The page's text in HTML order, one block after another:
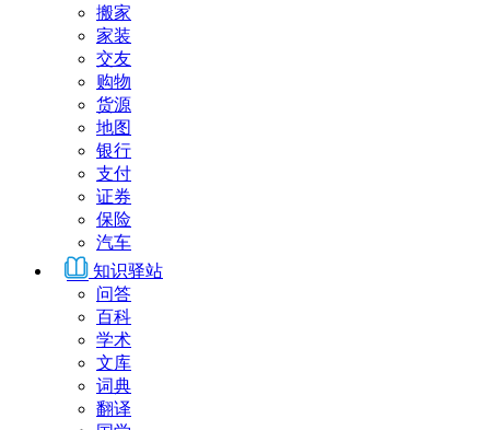
搬家
家装
交友
购物
货源
地图
银行
支付
证券
保险
汽车
知识驿站
问答
百科
学术
文库
词典
翻译